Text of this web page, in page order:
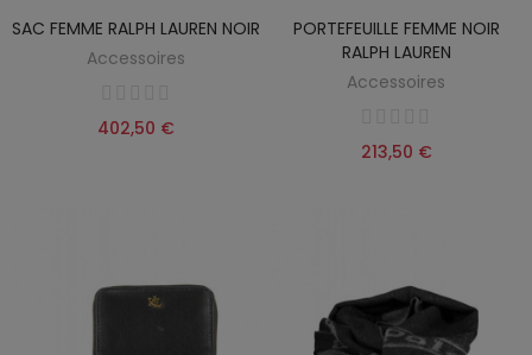
SAC FEMME RALPH LAUREN NOIR
Accessoires
402,50 €
PORTEFEUILLE FEMME NOIR
RALPH LAUREN
Accessoires
213,50 €